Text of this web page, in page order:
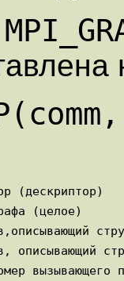
(дескриптор)
(целое)
описывающий
вызывающего